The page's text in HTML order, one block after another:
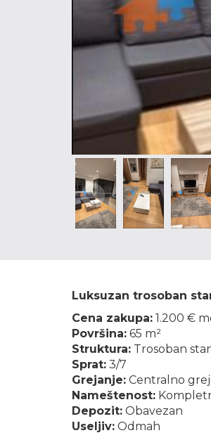
Luksuzan trosoban
Cena zakupa: 1.200 €
Površina: 65 m²
Struktura: Trosoban
Sprat: 3/7
Grejanje: Centralno
Nameštenost:
Depozit: Obavezan
Useljiv: Odmah